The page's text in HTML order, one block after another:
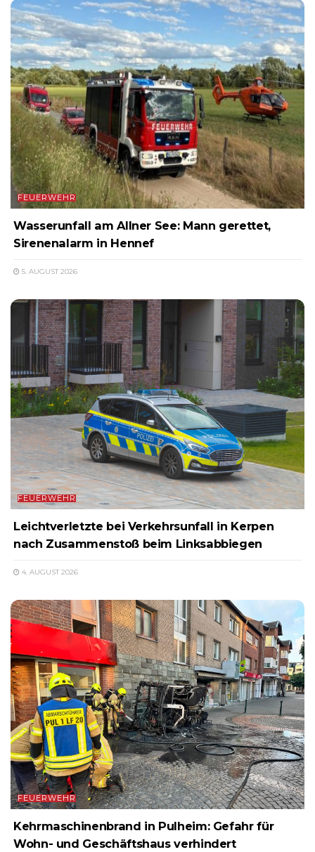
FEUERWEHR
Wasserunfall am Allner See: Mann gerettet,
Sirenenalarm in Hennef
5. AUGUST 2026
FEUERWEHR
Leichtverletzte bei Verkehrsunfall in Kerpen
nach Zusammenstoß beim Linksabbiegen
4. AUGUST 2026
FEUERWEHR
Kehrmaschinenbrand in Pulheim: Gefahr für
Wohn- und Geschäftshaus verhindert